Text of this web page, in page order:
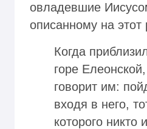
овладевшие
описанному на
Когда
горе
говорит им:
входя в него,
которого